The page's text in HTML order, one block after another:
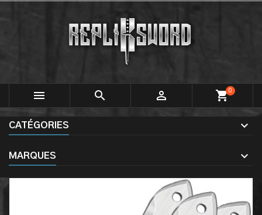
   shopping_cart0
CATÉGORIES
MARQUES